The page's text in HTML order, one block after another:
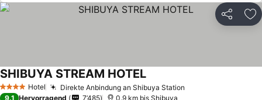
Teilen
4 Sterne Hotel Direkte Anbindung an Shibuya Station
SHIBUYA STREAM HOTELPreise sehen
9.1 Hervorragend 7’485 0.9 km bis Shibuya